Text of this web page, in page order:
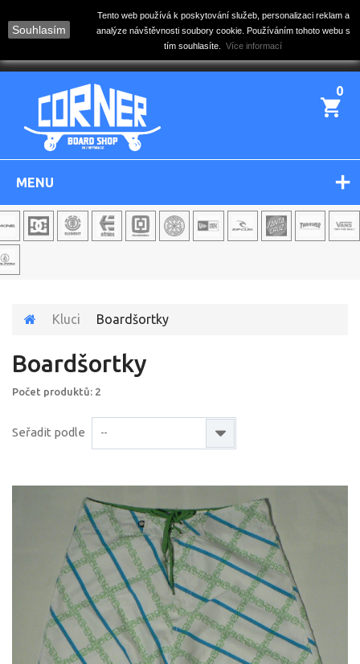
Souhlasím
Tento web používá k poskytování služeb, personalizaci reklam a
analýze návštěvnosti soubory cookie. Používáním tohoto webu s
tím souhlasíte. Více informací
0
MENU
Kluci Boardšortky
Boardšortky
Počet produktů: 2
Seřadit podle --